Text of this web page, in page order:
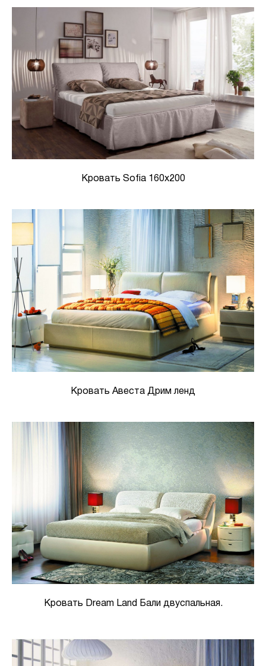
Кровать Sofia 160x200
Кровать Авеста Дрим ленд
Кровать Dream Land Бали двуспальная.